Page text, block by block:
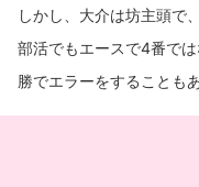
しかし、大介は坊主頭で
部活でもエースで4番で
勝でエラーをすることも